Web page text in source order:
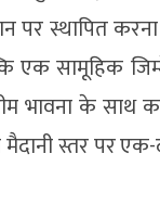
पर स्थापित
एक सामूहिक
भावना के साथ
मैदानी स्तर पर